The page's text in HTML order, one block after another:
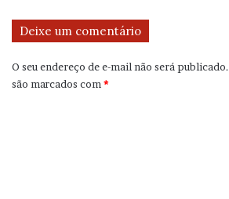
Deixe um comentário
O seu endereço de e-mail não será publicado.
são marcados com*